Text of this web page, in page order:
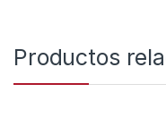
Productos